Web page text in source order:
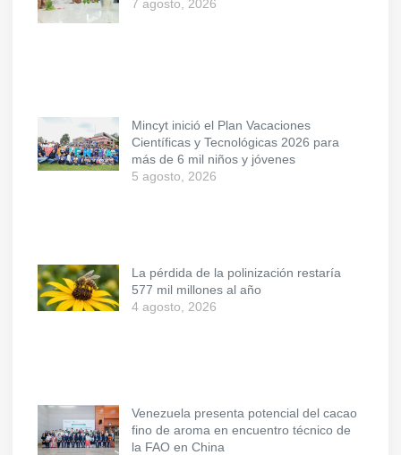
7 agosto, 2026
Mincyt inició el Plan Vacaciones
Científicas y Tecnológicas 2026 para
más de 6 mil niños y jóvenes
5 agosto, 2026
La pérdida de la polinización restaría
577 mil millones al año
4 agosto, 2026
Venezuela presenta potencial del cacao
fino de aroma en encuentro técnico de
la FAO en China